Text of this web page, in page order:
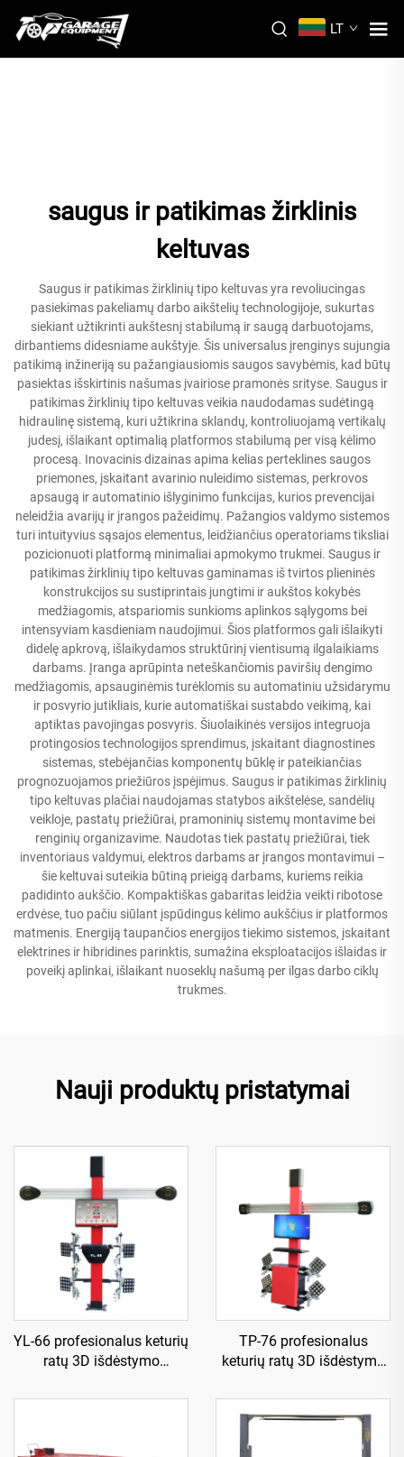
LT
saugus ir patikimas žirklinis
keltuvas
Saugus ir patikimas žirklinių tipo keltuvas yra revoliucingas
pasiekimas pakeliamų darbo aikštelių technologijoje, sukurtas
siekiant užtikrinti aukštesnį stabilumą ir saugą darbuotojams,
dirbantiems didesniame aukštyje. Šis universalus įrenginys sujungia
patikimą inžineriją su pažangiausiomis saugos savybėmis, kad būtų
pasiektas išskirtinis našumas įvairiose pramonės srityse. Saugus ir
patikimas žirklinių tipo keltuvas veikia naudodamas sudėtingą
hidraulinę sistemą, kuri užtikrina sklandų, kontroliuojamą vertikalų
judesį, išlaikant optimalią platformos stabilumą per visą kėlimo
procesą. Inovacinis dizainas apima kelias perteklines saugos
priemones, įskaitant avarinio nuleidimo sistemas, perkrovos
apsaugą ir automatinio išlyginimo funkcijas, kurios prevencijai
neleidžia avarijų ir įrangos pažeidimų. Pažangios valdymo sistemos
turi intuityvius sąsajos elementus, leidžiančius operatoriams tiksliai
pozicionuoti platformą minimaliai apmokymo trukmei. Saugus ir
patikimas žirklinių tipo keltuvas gaminamas iš tvirtos plieninės
konstrukcijos su sustiprintais jungtimi ir aukštos kokybės
medžiagomis, atspariomis sunkioms aplinkos sąlygoms bei
intensyviam kasdieniam naudojimui. Šios platformos gali išlaikyti
didelę apkrovą, išlaikydamos struktūrinį vientisumą ilgalaikiams
darbams. Įranga aprūpinta neteškančiomis paviršių dengimo
medžiagomis, apsauginėmis turėklomis su automatiniu užsidarymu
ir posvyrio jutikliais, kurie automatiškai sustabdo veikimą, kai
aptiktas pavojingas posvyris. Šiuolaikinės versijos integruoja
protingosios technologijos sprendimus, įskaitant diagnostines
sistemas, stebėjančias komponentų būklę ir pateikiančias
prognozuojamos priežiūros įspėjimus. Saugus ir patikimas žirklinių
tipo keltuvas plačiai naudojamas statybos aikštelėse, sandėlių
veikloje, pastatų priežiūrai, pramoninių sistemų montavime bei
renginių organizavime. Naudotas tiek pastatų priežiūrai, tiek
inventoriaus valdymui, elektros darbams ar įrangos montavimui –
šie keltuvai suteikia būtiną prieigą darbams, kuriems reikia
padidinto aukščio. Kompaktiškas gabaritas leidžia veikti ribotose
erdvėse, tuo pačiu siūlant įspūdingus kėlimo aukščius ir platformos
matmenis. Energiją taupančios energijos tiekimo sistemos, įskaitant
elektrines ir hibridines parinktis, sumažina eksploatacijos išlaidas ir
poveikį aplinkai, išlaikant nuoseklų našumą per ilgas darbo ciklų
trukmes.
Nauji produktų pristatymai
YL-66 profesionalus keturių
ratų 3D išdėstymo
TP-76 profesionalus
keturių ratų 3D išdėstymo